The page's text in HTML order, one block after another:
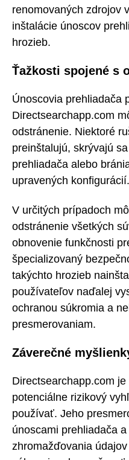
renomovaných zdrojov
inštalácie únoscov
hrozieb.
Ťažkosti spojené s
Únoscovia prehliadača
Directsearchapp.com
odstránenie. Niektoré
preinštalujú, skrývajú
prehliadača alebo
upravených konfigurácií.
V určitých prípadoch
odstránenie všetkých
obnovenie funkčnosti
špecializovaný
takýchto hrozieb
používateľov naďalej
ochranou súkromia a
presmerovaniam.
Záverečné
Directsearchapp.com
potenciálne rizikový
používať. Jeho
únoscami prehliadača
zhromažďovania